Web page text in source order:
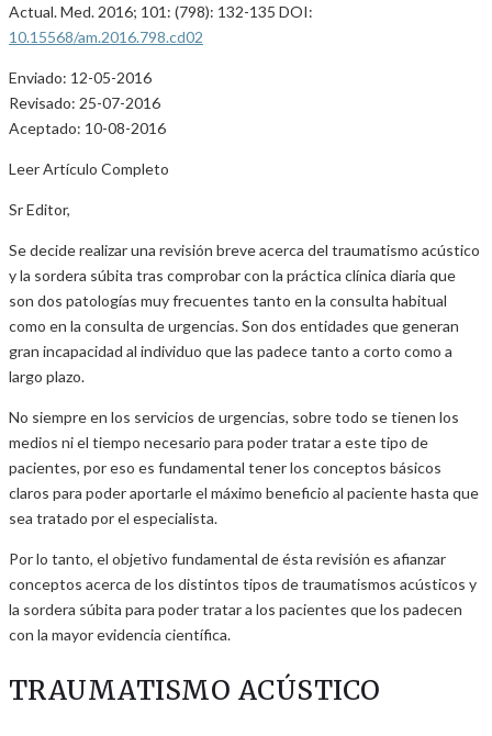
Actual. Med. 2016; 101: (798): 132-135 DOI:
10.15568/am.2016.798.cd02
Enviado: 12-05-2016
Revisado: 25-07-2016
Aceptado: 10-08-2016
Leer Artículo Completo
Sr Editor,
Se decide realizar una revisión breve acerca del traumatismo acústico
y la sordera súbita tras comprobar con la práctica clínica diaria que
son dos patologías muy frecuentes tanto en la consulta habitual
como en la consulta de urgencias. Son dos entidades que generan
gran incapacidad al individuo que las padece tanto a corto como a
largo plazo.
No siempre en los servicios de urgencias, sobre todo se tienen los
medios ni el tiempo necesario para poder tratar a este tipo de
pacientes, por eso es fundamental tener los conceptos básicos
claros para poder aportarle el máximo beneficio al paciente hasta que
sea tratado por el especialista.
Por lo tanto, el objetivo fundamental de ésta revisión es afianzar
conceptos acerca de los distintos tipos de traumatismos acústicos y
la sordera súbita para poder tratar a los pacientes que los padecen
con la mayor evidencia científica.
TRAUMATISMO ACÚSTICO